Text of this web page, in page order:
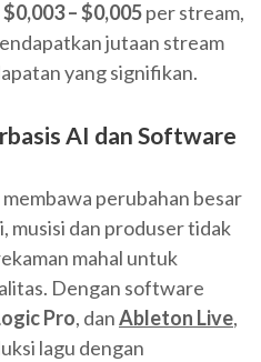
$0,003 – $0,005per stream,
jutaan stream
yang signifikan.
AI dan Software
perubahan besar
musisi dan produser tidak
mahal untuk
Dengan software
Pro, danAbleton Live,
lagu dengan